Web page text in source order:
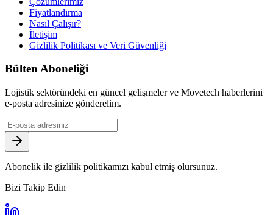
Fiyatlandırma
Nasıl Çalışır?
İletişim
Gizlilik Politikası ve Veri Güvenliği
Bülten Aboneliği
Lojistik sektöründeki en güncel gelişmeler ve Movetech haberlerini
e-posta adresinize gönderelim.
Abonelik ile gizlilik politikamızı kabul etmiş olursunuz.
Bizi Takip Edin